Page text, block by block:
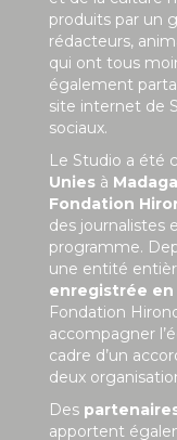
produits par un
rédacteurs,
qui ont tous
également
site internet de
sociaux.
Le Studio a été
Unies à
Fondation
des journalistes
programme.
une entité
enregistrée en
Fondation
accompagner
cadre d’un
deux
Des
apportent